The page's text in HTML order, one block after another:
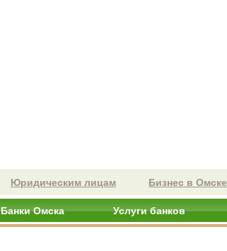
Юридическим лицам Бизнес в Омске
Банки Омска Услуги банков